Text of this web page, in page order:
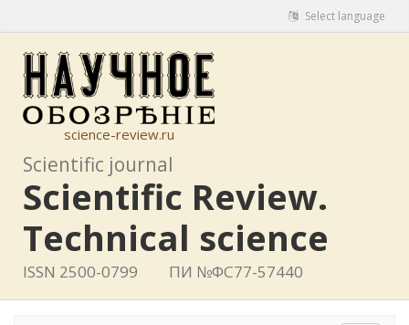
Select language
science-review.ru
Scientific journal
Scientific Review.
Technical science
ISSN 2500-0799 ПИ №ФС77-57440